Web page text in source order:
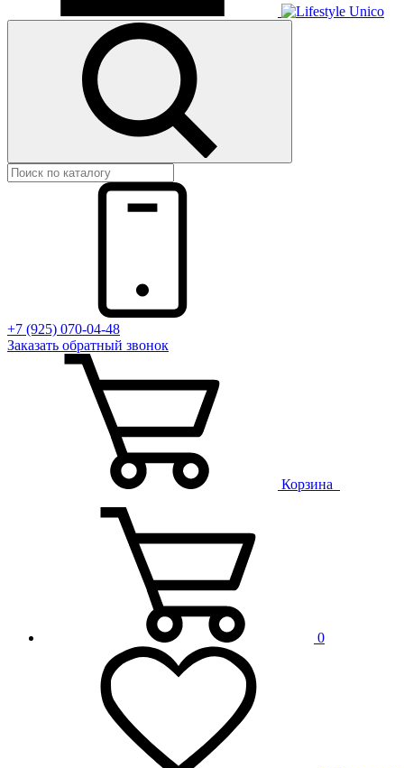
+7 (925) 070-04-48
Заказать обратный звонок
Корзина
0